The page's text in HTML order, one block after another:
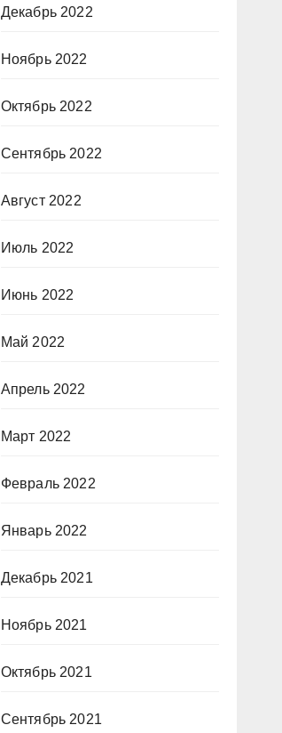
Декабрь 2022
Ноябрь 2022
Октябрь 2022
Сентябрь 2022
Август 2022
Июль 2022
Июнь 2022
Май 2022
Апрель 2022
Март 2022
Февраль 2022
Январь 2022
Декабрь 2021
Ноябрь 2021
Октябрь 2021
Сентябрь 2021